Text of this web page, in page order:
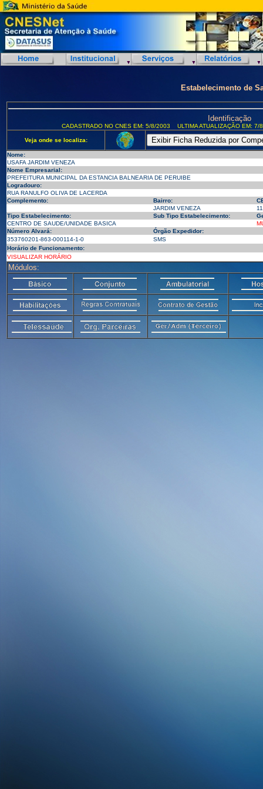
Estabelecimento de
Identificação
CADASTRADO NO CNES EM: 5/8/2003 ULTIMA ATUALIZAÇÃO EM:
Veja onde se localiza:
Nome:
USAFA JARDIM VENEZA
Nome Empresarial:
PREFEITURA MUNICIPAL DA ESTANCIA BALNEARIA DE PERUIBE
Logradouro:
RUA RANULFO OLIVA DE LACERDA
Complemento:
Bairro:
JARDIM VENEZA
Tipo Estabelecimento:
Sub Tipo Estabelecimento:
CENTRO DE SAUDE/UNIDADE BASICA
Número Alvará:
Órgão Expedidor:
353760201-863-000114-1-0
SMS
Horário de Funcionamento:
VISUALIZAR HORÁRIO
Módulos: